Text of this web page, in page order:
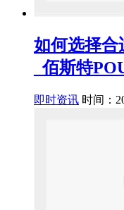
如何选择合
_佰斯特
即时资讯 时间：